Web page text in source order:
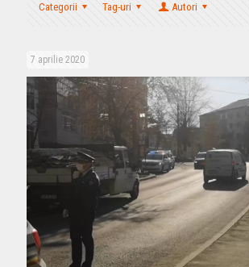
Categorii Tag-uri Autori
7 aprilie 2020